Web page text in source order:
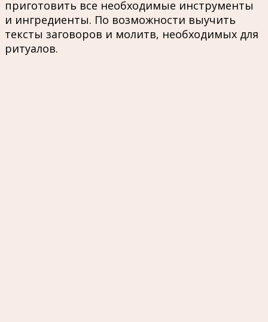
приготовить все необходимые инструменты
и ингредиенты. По возможности выучить
тексты заговоров и молитв, необходимых для
ритуалов.